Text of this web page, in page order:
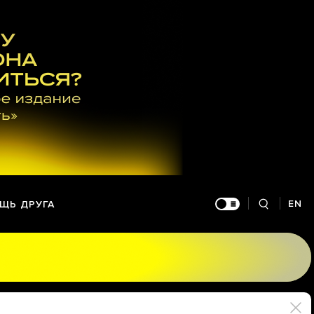
ДРУГА EN